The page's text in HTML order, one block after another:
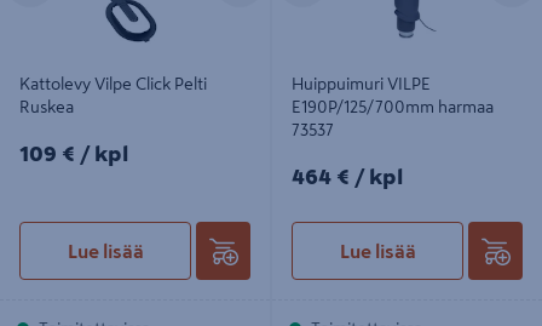
Kattolevy Vilpe Click Pelti
Ruskea
109€/kpl
109 € / kpl
Lue lisää
Huippuimuri VILPE
E190P/125/700mm harmaa
73537
464€/kpl
464 € / kpl
Lue lisää